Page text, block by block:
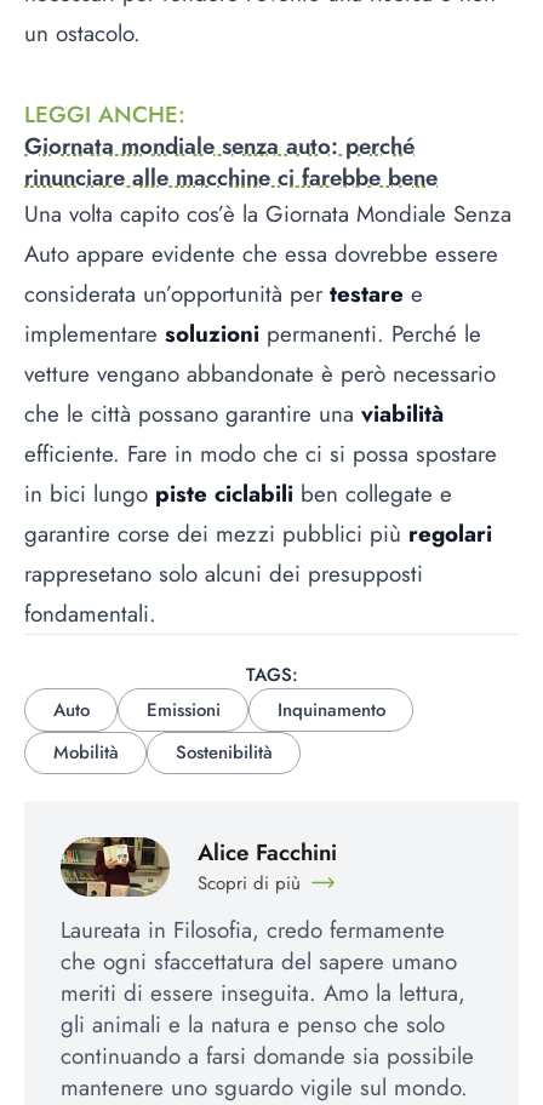
un ostacolo.
LEGGI ANCHE:
Giornata mondiale senza auto: perché
rinunciare alle macchine ci farebbe bene
Una volta capito cos’è la Giornata Mondiale Senza
Auto appare evidente che essa dovrebbe essere
considerata un’opportunità per testare e
implementare soluzioni permanenti. Perché le
vetture vengano abbandonate è però necessario
che le città possano garantire una viabilità
efficiente. Fare in modo che ci si possa spostare
in bici lungo piste ciclabili ben collegate e
garantire corse dei mezzi pubblici più regolari
rappresetano solo alcuni dei presupposti
fondamentali.
TAGS:
Auto
Emissioni
Inquinamento
Mobilità
Sostenibilità
Alice Facchini
Scopri di più
Laureata in Filosofia, credo fermamente
che ogni sfaccettatura del sapere umano
meriti di essere inseguita. Amo la lettura,
gli animali e la natura e penso che solo
continuando a farsi domande sia possibile
mantenere uno sguardo vigile sul mondo.